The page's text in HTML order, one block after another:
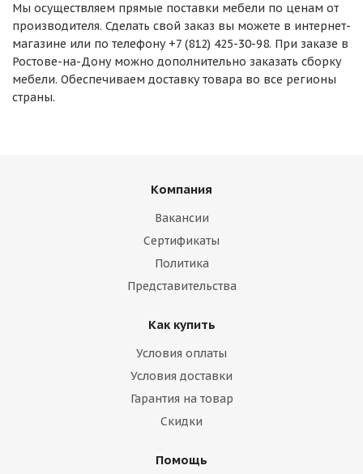
Мы осуществляем прямые поставки мебели по ценам от
производителя. Сделать свой заказ вы можете в интернет-
магазине или по телефону +7 (812) 425-30-98. При заказе в
Ростове-на-Дону можно дополнительно заказать сборку
мебели. Обеспечиваем доставку товара во все регионы
страны.
Компания
Вакансии
Сертификаты
Политика
Представительства
Как купить
Условия оплаты
Условия доставки
Гарантия на товар
Скидки
Помощь